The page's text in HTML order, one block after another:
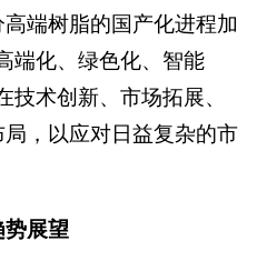
端树脂的国产化进程加
端化、绿色化、智能
技术创新、市场拓展、
，以应对日益复杂的市
势展望